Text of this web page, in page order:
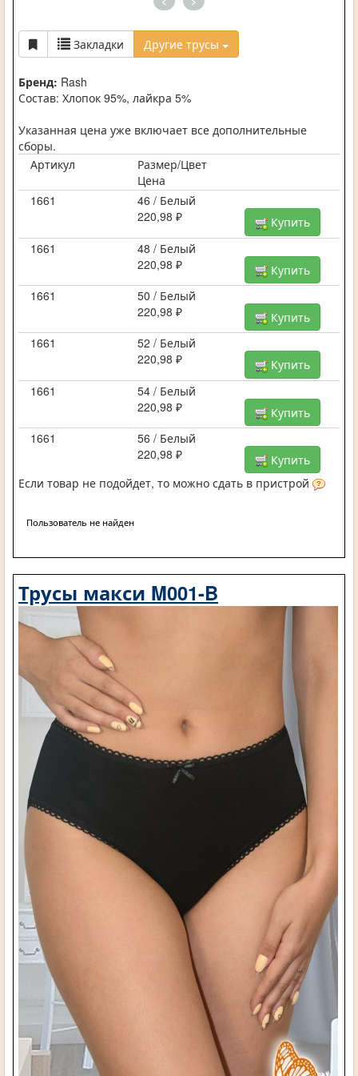
Закладки Другие трусы
Бренд: Rash
Состав: Хлопок 95%, лайкра 5%
Указанная цена уже включает все дополнительные
сборы.
Артикул
Размер/Цвет
Цена
1661
46 / Белый
220,98 ₽
Купить
1661
48 / Белый
220,98 ₽
Купить
1661
50 / Белый
220,98 ₽
Купить
1661
52 / Белый
220,98 ₽
Купить
1661
54 / Белый
220,98 ₽
Купить
1661
56 / Белый
220,98 ₽
Купить
Если товар не подойдет, то можно сдать в пристрой
Пользователь не найден
Трусы макси M001-B